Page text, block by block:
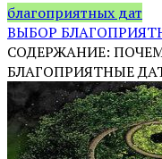
благоприятных дат
ВЫБОР
СОДЕРЖАНИЕ:
БЛАГОПРИЯТНЫЕ